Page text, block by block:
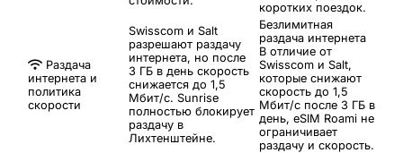
коротких поездок.
Раздача
интернета и
политика
скорости
Swisscom и Salt
разрешают раздачу
интернета, но после
3 ГБ в день скорость
снижается до 1,5
Мбит/с. Sunrise
полностью блокирует
раздачу в
Лихтенштейне.
Безлимитная
раздача интернета
В отличие от
Swisscom и Salt,
которые снижают
скорость до 1,5
Мбит/с после 3 ГБ в
день, eSIM Roami не
ограничивает
раздачу и скорость.